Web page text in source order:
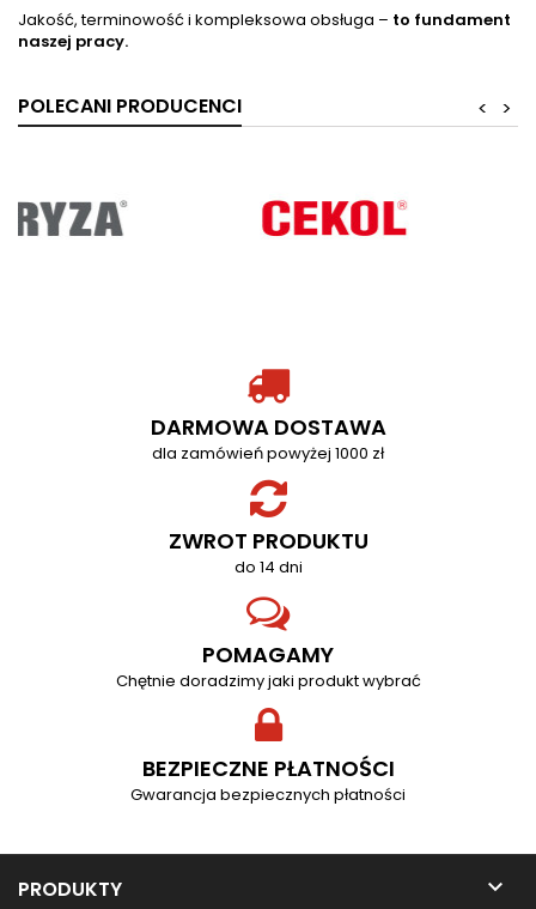
Jakość, terminowość i kompleksowa obsługa – to fundament
naszej pracy.
POLECANI PRODUCENCI >
<
DARMOWA DOSTAWA
dla zamówień powyżej 1000 zł
ZWROT PRODUKTU
do 14 dni
POMAGAMY
Chętnie doradzimy jaki produkt wybrać
BEZPIECZNE PŁATNOŚCI
Gwarancja bezpiecznych płatności
PRODUKTY 